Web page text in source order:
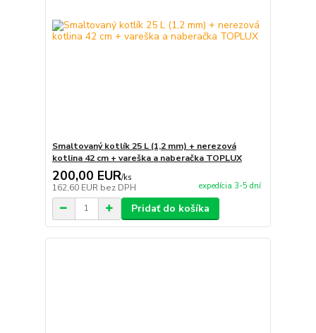
Smaltovaný kotlík 25 L (1,2 mm) + nerezová
kotlina 42 cm + vareška a naberačka TOPLUX
200,00 EUR/ks
162,60 EUR bez DPH expedícia 3-5 dní
Pridať do košíka